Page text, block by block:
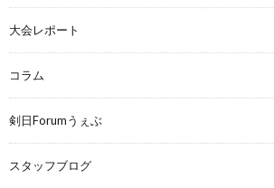
大会レポート
コラム
剣日Forumうぇぶ
スタッフブログ